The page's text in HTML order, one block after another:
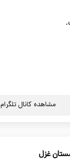
مشاهده کانال تلگرام
غزل